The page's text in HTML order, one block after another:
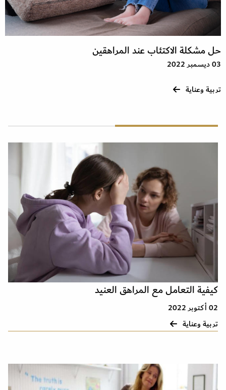
حل مشكلة الاكتئاب عند المراهقين
03 ديسمبر 2022
تربية وعناية
كيفية التعامل مع المراهق العنيد
02 أكتوبر 2022
تربية وعناية